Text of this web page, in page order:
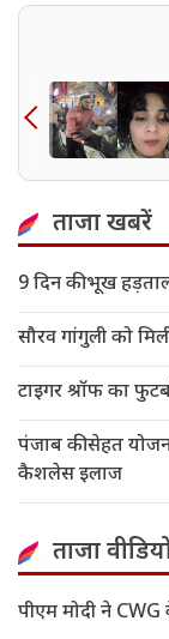
ताजा खबरें
9 दिन की भूख
सौरव गांगुली को
टाइगर श्रॉफ का
पंजाब की सेहत
कैशलेस इलाज
ताजा
पीएम मोदी ने